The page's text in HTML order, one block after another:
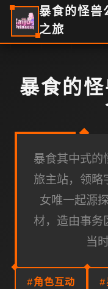
暴食的怪兽
之旅
暴食的
暴食其中式的
旅主站，领略
女唯一起源
材，造由事务
当
#角色互动 #